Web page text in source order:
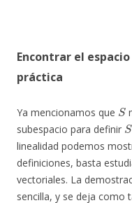
Encontrar el
práctica
Ya mencionamos que
S
subespacio para definir
S
linealidad podemos
definiciones, basta
vectoriales. La
sencilla, y se deja como